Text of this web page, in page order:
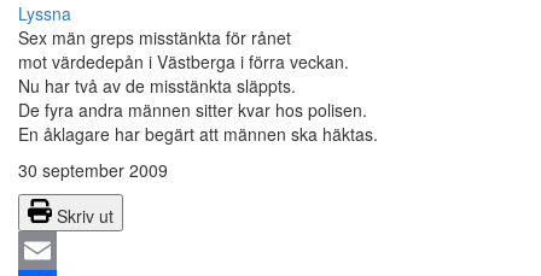
Lyssna
Sex män greps misstänkta för rånet
mot värdedepån i Västberga i förra veckan.
Nu har två av de misstänkta släppts.
De fyra andra männen sitter kvar hos polisen.
En åklagare har begärt att männen ska häktas.
30 september 2009
Skriv ut